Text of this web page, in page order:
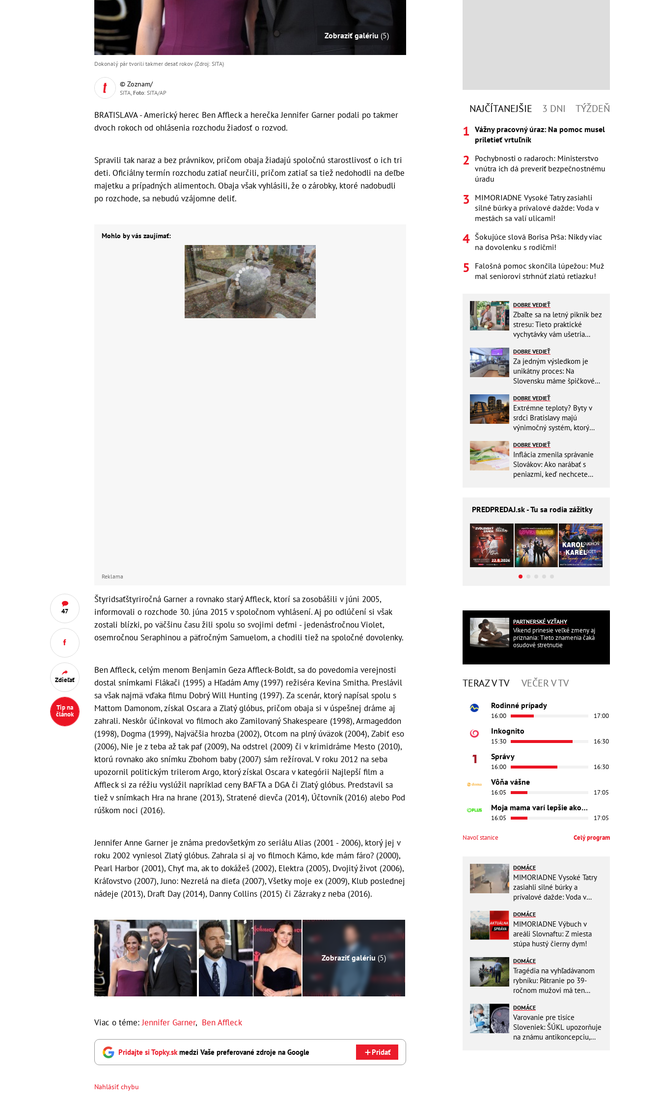
47
Zdieľať
Tip na
článok
Zobraziť galériu (5)
Dokonalý pár tvorili takmer desať rokov (Zdroj: SITA)
© Zoznam/
SITA, Foto: SITA/AP
BRATISLAVA - Americký herec Ben Affleck a herečka Jennifer Garner podali po takmer
dvoch rokoch od ohlásenia rozchodu žiadosť o rozvod.
Spravili tak naraz a bez právnikov, pričom obaja žiadajú spoločnú starostlivosť o ich tri
deti. Oficiálny termín rozchodu zatiaľ neurčili, pričom zatiaľ sa tiež nedohodli na deľbe
majetku a prípadných alimentoch. Obaja však vyhlásili, že o zárobky, ktoré nadobudli
po rozchode, sa nebudú vzájomne deliť.
Mohlo by vás zaujímať:
Reklama
Štyridsaťštyriročná Garner a rovnako starý Affleck, ktorí sa zosobášili v júni 2005,
informovali o rozchode 30. júna 2015 v spoločnom vyhlásení. Aj po odlúčení si však
zostali blízki, po väčšinu času žili spolu so svojimi deťmi - jedenásťročnou Violet,
osemročnou Seraphinou a päťročným Samuelom, a chodili tiež na spoločné dovolenky.
Ben Affleck, celým menom Benjamin Geza Affleck-Boldt, sa do povedomia verejnosti
dostal snímkami Flákači (1995) a Hľadám Amy (1997) režiséra Kevina Smitha. Preslávil
sa však najmä vďaka filmu Dobrý Will Hunting (1997). Za scenár, ktorý napísal spolu s
Mattom Damonom, získal Oscara a Zlatý glóbus, pričom obaja si v úspešnej dráme aj
zahrali. Neskôr účinkoval vo filmoch ako Zamilovaný Shakespeare (1998), Armageddon
(1998), Dogma (1999), Najväčšia hrozba (2002), Otcom na plný úväzok (2004), Zabiť eso
(2006), Nie je z teba až tak paf (2009), Na odstrel (2009) či v krimidráme Mesto (2010),
ktorú rovnako ako snímku Zbohom baby (2007) sám režíroval. V roku 2012 na seba
upozornil politickým trilerom Argo, ktorý získal Oscara v kategórii Najlepší film a
Affleck si za réžiu vyslúžil napríklad ceny BAFTA a DGA či Zlatý glóbus. Predstavil sa
tiež v snímkach Hra na hrane (2013), Stratené dievča (2014), Účtovník (2016) alebo Pod
rúškom noci (2016).
Jennifer Anne Garner je známa predovšetkým zo seriálu Alias (2001 - 2006), ktorý jej v
roku 2002 vyniesol Zlatý glóbus. Zahrala si aj vo filmoch Kámo, kde mám fáro? (2000),
Pearl Harbor (2001), Chyť ma, ak to dokážeš (2002), Elektra (2005), Dvojitý život (2006),
Kráľovstvo (2007), Juno: Nezrelá na dieťa (2007), Všetky moje ex (2009), Klub poslednej
nádeje (2013), Draft Day (2014), Danny Collins (2015) či Zázraky z neba (2016).
Zobraziť galériu (5)
Viac o téme: Jennifer Garner, Ben Affleck
Pridajte si Topky.sk medzi Vaše preferované zdroje na Google Pridať
Nahlásiť chybu
NAJČÍTANEJŠIE 3 DNI TÝŽDEŇ
Vážny pracovný úraz: Na pomoc musel
priletieť vrtuľník
Pochybnosti o radaroch: Ministerstvo
vnútra ich dá preveriť bezpečnostnému
úradu
MIMORIADNE Vysoké Tatry zasiahli
silné búrky a prívalové dažde: Voda v
mestách sa valí ulicami!
Šokujúce slová Borisa Prša: Nikdy viac
na dovolenku s rodičmi!
Falošná pomoc skončila lúpežou: Muž
mal seniorovi strhnúť zlatú retiazku!
DOBRE VEDIEŤ
Zbaľte sa na letný piknik bez
stresu: Tieto praktické
vychytávky vám ušetria
DOBRE VEDIEŤ
Za jedným výsledkom je
unikátny proces: Na
Slovensku máme špičkové
DOBRE VEDIEŤ
Extrémne teploty? Byty v
srdci Bratislavy majú
výnimočný systém, ktorý
DOBRE VEDIEŤ
Inflácia zmenila správanie
Slovákov: Ako narábať s
peniazmi, keď nechcete
PREDPREDAJ.sk - Tu sa rodia zážitky
PARTNERSKÉ VZŤAHY
Víkend prinesie veľké zmeny aj
priznania: Tieto znamenia čaká
osudové stretnutie
TERAZ V TV VEČER V TV
Rodinné prípady
16:00 17:00
Inkognito
15:30 16:30
Správy
16:00 16:30
Vôňa vášne
16:05 17:05
Moja mama varí lepšie ako tvoja
16:05 17:05
Navoľ stanice Celý program
DOMÁCE
MIMORIADNE Vysoké Tatry
zasiahli silné búrky a
prívalové dažde: Voda v
DOMÁCE
MIMORIADNE Výbuch v
areáli Slovnaftu: Z miesta
stúpa hustý čierny dym!
DOMÁCE
Tragédia na vyhľadávanom
rybníku: Pátranie po 39-
ročnom mužovi má ten
DOMÁCE
Varovanie pre tisíce
Sloveniek: ŠÚKL upozorňuje
na známu antikoncepciu,